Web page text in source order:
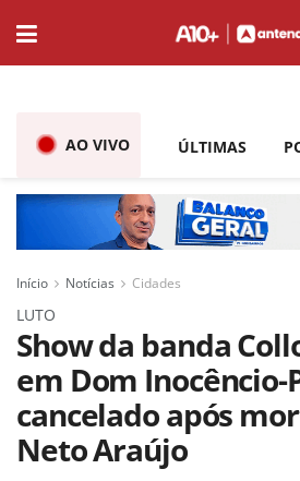
AO VIVO ÚLTIMAS
Início Notícias Cidades
LUTO
Show da banda
em Dom Inocêncio-
cancelado após
Neto Araújo